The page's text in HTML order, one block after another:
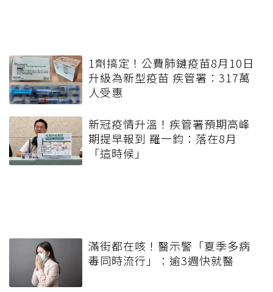
1劑搞定！公費肺鏈疫苗8月10日
升級為新型疫苗 疾管署：317萬
人受惠
新冠疫情升溫！疾管署預期高峰
期提早報到 羅一鈞：落在8月
「這時候」
滿街都在咳！醫示警「夏季多病
毒同時流行」：逾3週快就醫